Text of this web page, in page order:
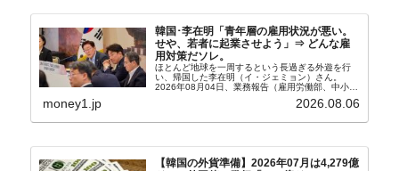
韓国･李在明「青年層の雇用状況が悪い。
せや、若者に起業させよう」⇒ どんな雇
用対策だソレ。
ほとんど地球を一周するという長過ぎる外遊を行
い、帰国した李在明（イ・ジェミョン）さん。
2026年08月04日、業務報告（雇用労働部、中小ベ
上、韓国大統領に成りおおせた李在明（イ・ジェミ
money1.jp 2026.08.06
【韓国の外貨準備】2026年07月は4,279億